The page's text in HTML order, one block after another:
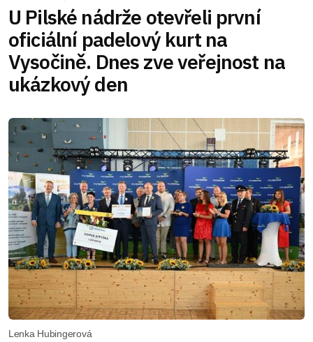
U Pilské nádrže otevřeli první
oficiální padelový kurt na
Vysočině. Dnes zve veřejnost na
ukázkový den
Lenka Hubingerová